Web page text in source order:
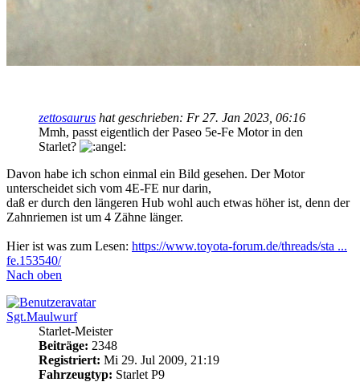
zettosaurus hat geschrieben: Fr 27. Jan 2023, 06:16
Mmh, passt eigentlich der Paseo 5e-Fe Motor in den
Starlet?
Davon habe ich schon einmal ein Bild gesehen. Der Motor
unterscheidet sich vom 4E-FE nur darin,
daß er durch den längeren Hub wohl auch etwas höher ist, denn der
Zahnriemen ist um 4 Zähne länger.
Hier ist was zum Lesen: https://www.toyota-forum.de/threads/sta ...
fe.153540/
Nach oben
Sgt.Maulwurf
Starlet-Meister
Beiträge: 2348
Registriert: Mi 29. Jul 2009, 21:19
Fahrzeugtyp: Starlet P9